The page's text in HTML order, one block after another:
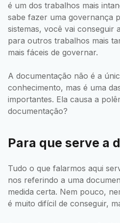
é um dos trabalhos mais
sabe fazer uma governança
sistemas, você vai conseguir
para outros trabalhos mais
mais fáceis de governar.
A documentação não é a
conhecimento, mas é uma
importantes. Ela causa a
documentação?
Para que serve a
Tudo o que falarmos aqui
nos referindo a uma
medida certa. Nem pouco,
é muito difícil de conseguir,